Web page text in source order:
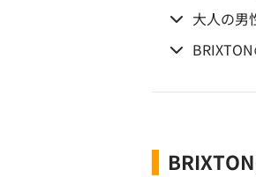
大人の男